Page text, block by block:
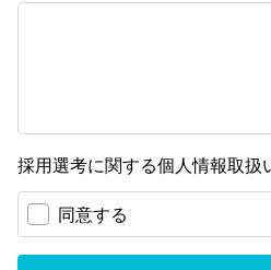
採用選考に関する個人情報取扱
同意する